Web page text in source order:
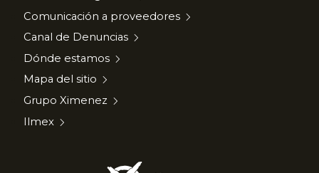
Comunicación a proveedores
Canal de Denuncias
Dónde estamos
Mapa del sitio
Grupo Ximenez
Ilmex